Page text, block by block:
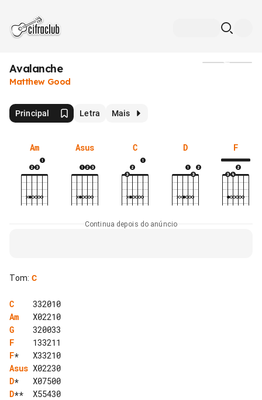
Avalanche
Matthew Good
Principal Letra Mais
Am Asus C D F
Continua depois do anúncio
Tom: C
C
Am
G
F
F
Asus
D
D**  X55430